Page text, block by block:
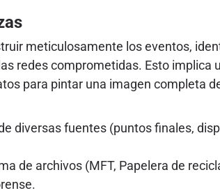
meticulosamente los eventos,
redes comprometidas. Esto implica
para pintar una imagen completa
diversas fuentes (puntos finales,
de archivos (MFT, Papelera de